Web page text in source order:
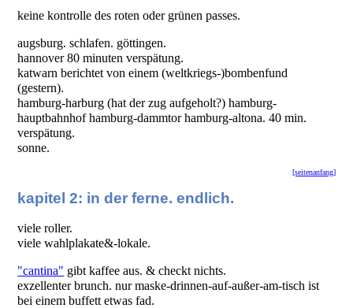
keine kontrolle des roten oder grünen passes.
augsburg. schlafen. göttingen.
hannover 80 minuten verspätung.
katwarn berichtet von einem (weltkriegs-)bombenfund
(gestern).
hamburg-harburg (hat der zug aufgeholt?) hamburg-
hauptbahnhof hamburg-dammtor hamburg-altona. 40 min.
verspätung.
sonne.
[seitenanfang]
kapitel 2: in der ferne. endlich.
viele roller.
viele wahlplakate&-lokale.
"cantina" gibt kaffee aus. & checkt nichts.
exzellenter brunch. nur maske-drinnen-auf-außer-am-tisch ist
bei einem buffett etwas fad.